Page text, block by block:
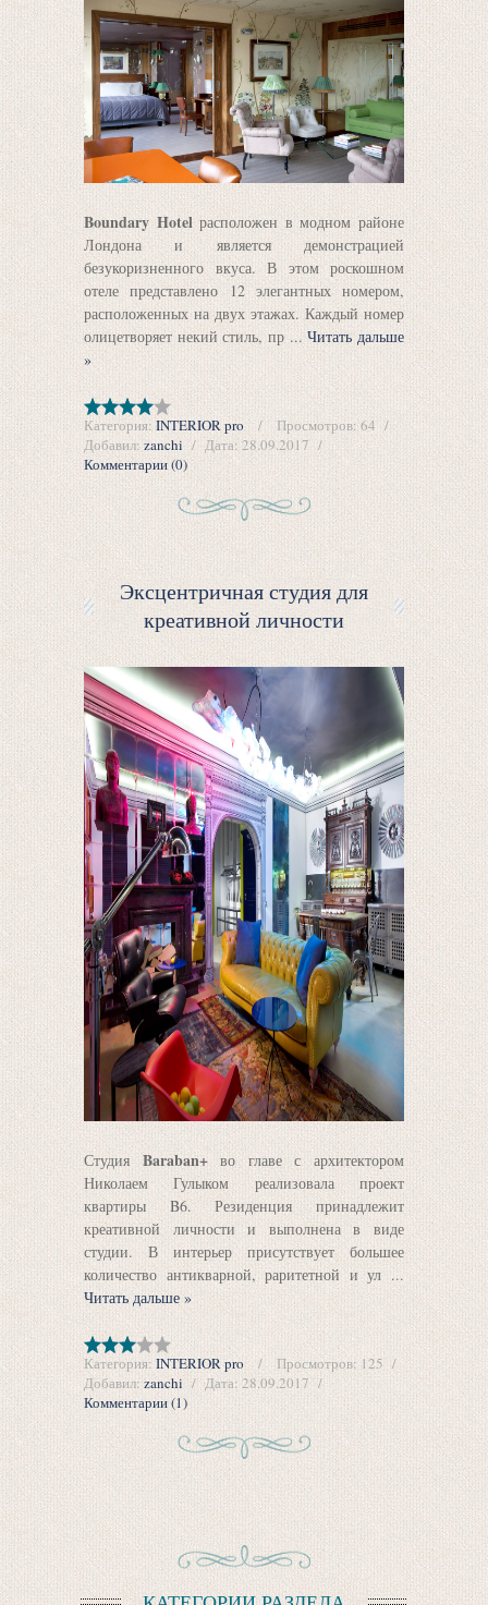
Boundary Hotelрасположен в модном районе
Лондона и является демонстрацией
безукоризненного вкуса. В этом роскошном
отеле представлено 12 элегантных номером,
расположенных на двух этажах. Каждый номер
олицетворяет некий стиль, пр ...Читать дальше
»
Категория: INTERIOR pro Просмотров: 64
Добавил: zanchi Дата: 28.09.2017
Комментарии (0)
Эксцентричная студия для
креативной личности
Студия Baraban+во главе с архитектором
Николаем Гулыком реализовала проект
квартиры B6. Резиденция принадлежит
креативной личности и выполнена в виде
студии. В интерьер присутствует большее
количество антикварной, раритетной и ул ...
Читать дальше »
Категория: INTERIOR pro Просмотров: 125
Добавил: zanchi Дата: 28.09.2017
Комментарии (1)